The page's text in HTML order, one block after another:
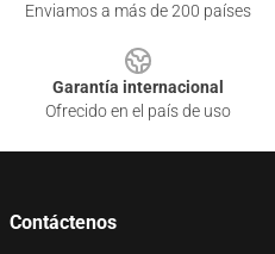
Enviamos a más de 200 países
Garantía internacional
Ofrecido en el país de uso
Contáctenos